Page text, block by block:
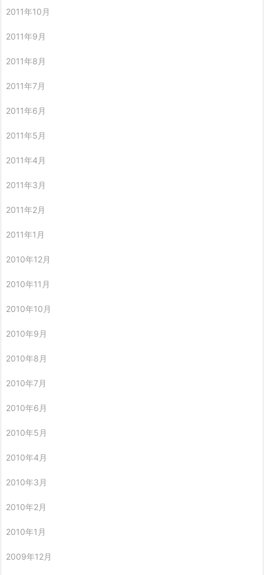
2011年10月
2011年9月
2011年8月
2011年7月
2011年6月
2011年5月
2011年4月
2011年3月
2011年2月
2011年1月
2010年12月
2010年11月
2010年10月
2010年9月
2010年8月
2010年7月
2010年6月
2010年5月
2010年4月
2010年3月
2010年2月
2010年1月
2009年12月